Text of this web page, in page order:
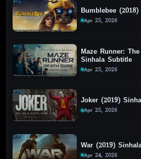
Bumblebee
Apr 25, 2026
Maze Runner:
Sinhala Subtitle
Apr 25, 2026
Joker (2019)
Apr 25, 2026
War (2019)
Apr 24, 2026